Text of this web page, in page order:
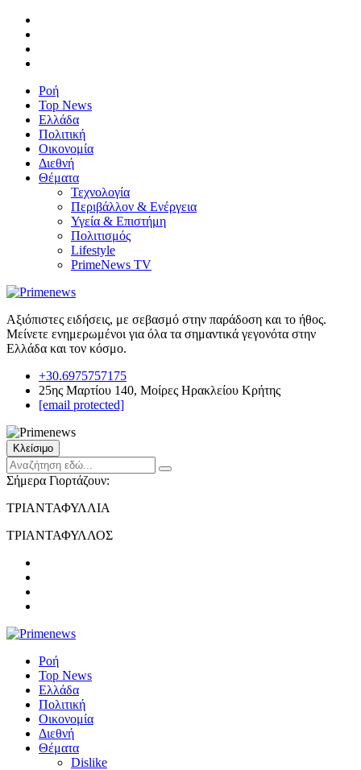
Ροή
Top News
Ελλάδα
Πολιτική
Οικονομία
Διεθνή
Θέματα
Τεχνολογία
Περιβάλλον & Ενέργεια
Υγεία & Επιστήμη
Πολιτισμός
Lifestyle
PrimeNews TV
Αξιόπιστες ειδήσεις, με σεβασμό στην παράδοση και το ήθος.
Μείνετε ενημερωμένοι για όλα τα σημαντικά γεγονότα στην
Ελλάδα και τον κόσμο.
+30.6975757175
25ης Μαρτίου 140, Μοίρες Ηρακλείου Κρήτης
[email protected]
Κλείσιμο
Σήμερα Γιορτάζουν:
ΤΡΙΑΝΤΑΦΥΛΛΙΑ
ΤΡΙΑΝΤΑΦΥΛΛΟΣ
Ροή
Top News
Ελλάδα
Πολιτική
Οικονομία
Διεθνή
Θέματα
Dislike